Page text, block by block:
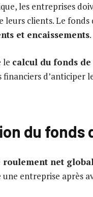
les entreprises
leurs clients. Le
et encaissements.
le calcul du fonds
financiers d’anticiper
du fonds
roulement net
entreprise après